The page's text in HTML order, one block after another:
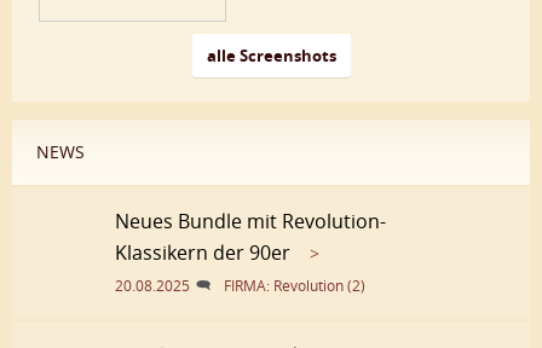
alle Screenshots
NEWS
Neues Bundle mit Revolution-
Klassikern der 90er
>
20.08.2025 FIRMA: Revolution (2)